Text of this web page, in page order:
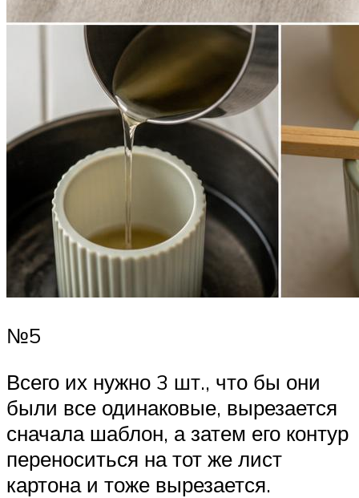
№5
Всего их нужно 3 шт., что бы они
были все одинаковые, вырезается
сначала шаблон, а затем его контур
переноситься на тот же лист
картона и тоже вырезается.